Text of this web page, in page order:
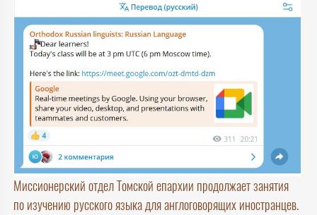
Миссионерский отдел Томской епархии продолжает занятия
по изучению русского языка для англоговорящих иностранцев.